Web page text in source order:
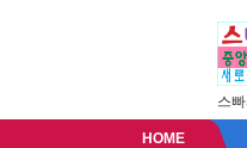
스
HOME